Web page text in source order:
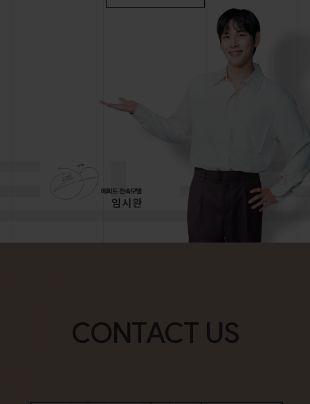
CONTACT US